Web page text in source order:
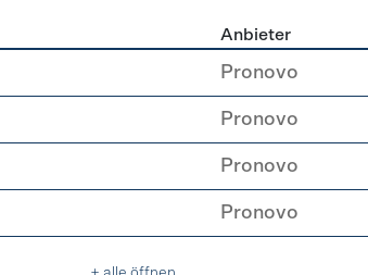
Anbieter
Pronovo
Pronovo
Pronovo
Pronovo